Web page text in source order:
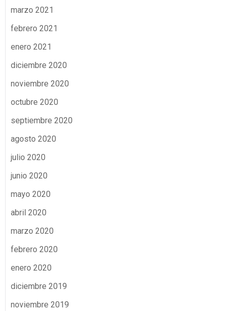
marzo 2021
febrero 2021
enero 2021
diciembre 2020
noviembre 2020
octubre 2020
septiembre 2020
agosto 2020
julio 2020
junio 2020
mayo 2020
abril 2020
marzo 2020
febrero 2020
enero 2020
diciembre 2019
noviembre 2019